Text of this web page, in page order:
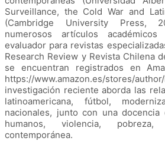
Surveillance, the Cold War and
(Cambridge University Press,
numerosos artículos
evaluador para revistas
Research Review y Revista Chilena
se encuentran registrados en
https://www.amazon.es/stores/
investigación reciente aborda las
latinoamericana, fútbol,
nacionales, junto con una docencia
humanos, violencia,
contemporánea.